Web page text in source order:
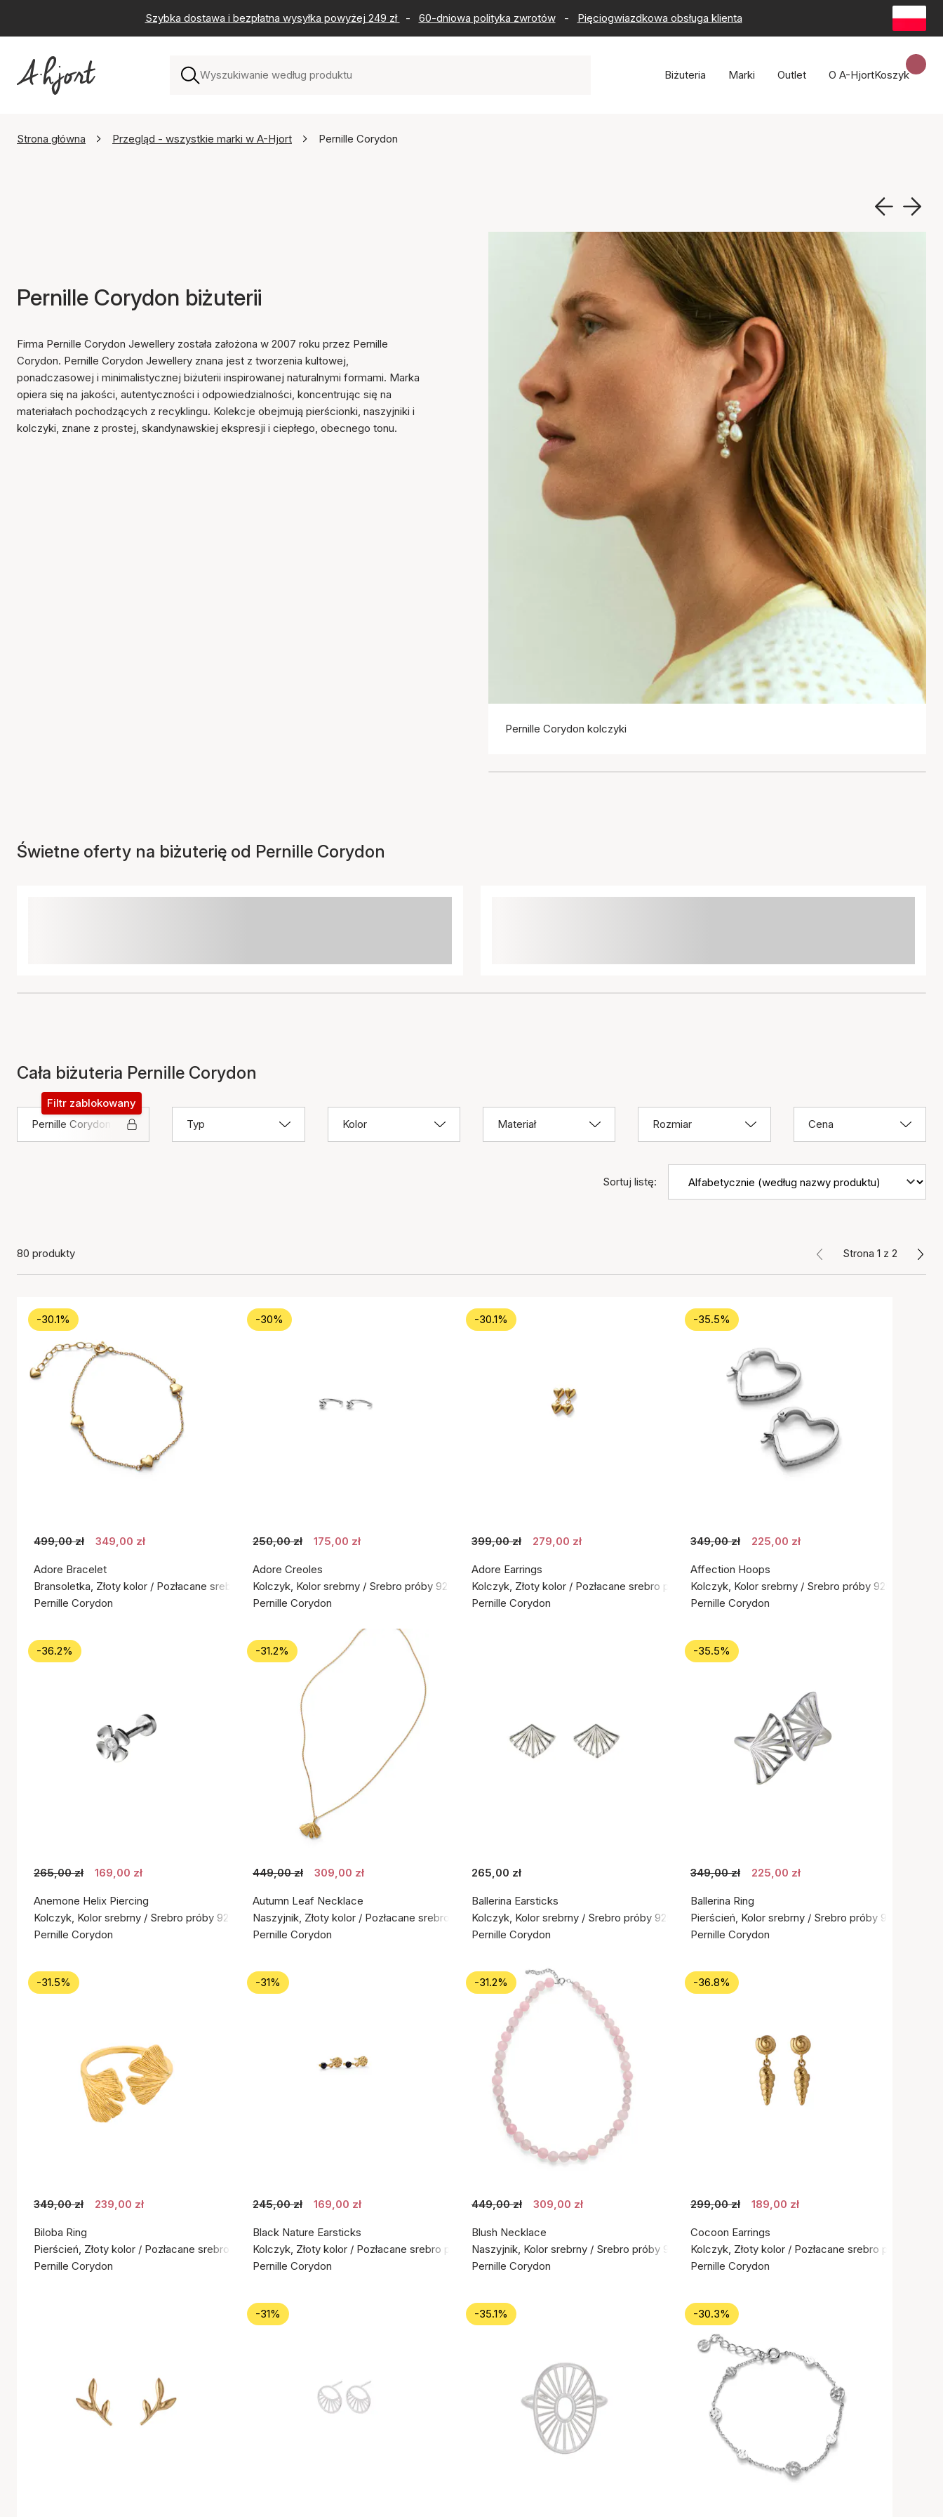
Szybka dostawa i bezpłatna wysyłka powyżej 249 zł - 60-dniowa polityka zwrotów - Pięciogwiazdkowa obsługa klienta
Biżuteria Marki Outlet O A-HjortKoszyk
Strona główna Przegląd - wszystkie marki w A-Hjort Pernille Corydon
Pernille Corydon biżuterii
Firma Pernille Corydon Jewellery została założona w 2007 roku przez Pernille
Corydon. Pernille Corydon Jewellery znana jest z tworzenia kultowej,
ponadczasowej i minimalistycznej biżuterii inspirowanej naturalnymi formami. Marka
opiera się na jakości, autentyczności i odpowiedzialności, koncentrując się na
materiałach pochodzących z recyklingu. Kolekcje obejmują pierścionki, naszyjniki i
kolczyki, znane z prostej, skandynawskiej ekspresji i ciepłego, obecnego tonu.
Pernille Corydon kolczyki
Świetne oferty na biżuterię od Pernille Corydon
Cała biżuteria Pernille Corydon
Pernille Corydon
Filtr zablokowany
Typ
Kolor Materiał Rozmiar Cena
Sortuj listę:
80 produkty Strona 1 z 2
-30.1%
499,00 zł 349,00 zł
Adore Bracelet
Bransoletka, Złoty kolor / Pozłacane srebro próby 925
Pernille Corydon
-30%
250,00 zł 175,00 zł
Adore Creoles
Kolczyk, Kolor srebrny / Srebro próby 925
Pernille Corydon
-30.1%
399,00 zł 279,00 zł
Adore Earrings
Kolczyk, Złoty kolor / Pozłacane srebro próby 925
Pernille Corydon
-35.5%
349,00 zł 225,00 zł
Affection Hoops
Kolczyk, Kolor srebrny / Srebro próby 925
Pernille Corydon
-36.2%
265,00 zł 169,00 zł
Anemone Helix Piercing
Kolczyk, Kolor srebrny / Srebro próby 925
Pernille Corydon
-31.2%
449,00 zł 309,00 zł
Autumn Leaf Necklace
Naszyjnik, Złoty kolor / Pozłacane srebro próby 925
Pernille Corydon
265,00 zł
Ballerina Earsticks
Kolczyk, Kolor srebrny / Srebro próby 925
Pernille Corydon
-35.5%
349,00 zł 225,00 zł
Ballerina Ring
Pierścień, Kolor srebrny / Srebro próby 925
Pernille Corydon
-31.5%
349,00 zł 239,00 zł
Biloba Ring
Pierścień, Złoty kolor / Pozłacane srebro próby 925
Pernille Corydon
-31%
245,00 zł 169,00 zł
Black Nature Earsticks
Kolczyk, Złoty kolor / Pozłacane srebro próby 925
Pernille Corydon
-31.2%
449,00 zł 309,00 zł
Blush Necklace
Naszyjnik, Kolor srebrny / Srebro próby 925
Pernille Corydon
-36.8%
299,00 zł 189,00 zł
Cocoon Earrings
Kolczyk, Złoty kolor / Pozłacane srebro próby 925
Pernille Corydon
-31% -35.1% -30.3%